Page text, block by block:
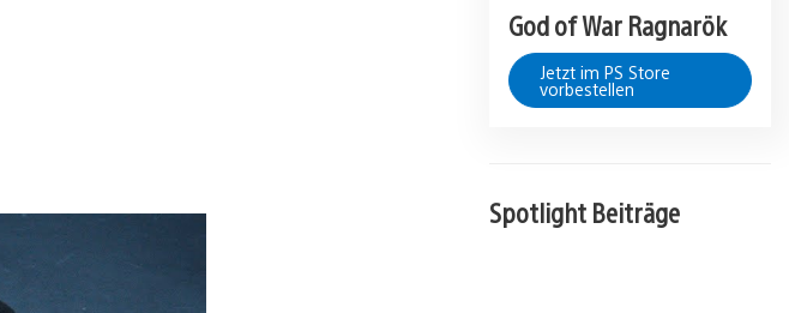
God of War Ragnarök
Jetzt im PS Store
vorbestellen
Spotlight Beiträge